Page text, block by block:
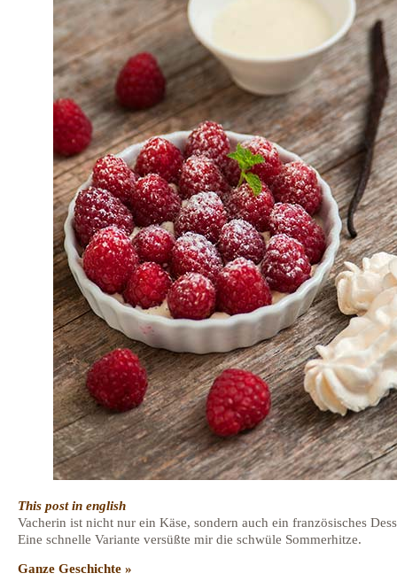
This post in english
Vacherin ist nicht nur ein Käse, sondern auch ein französisches
Eine schnelle Variante versüßte mir die schwüle Sommerhitze.
Ganze Geschichte »